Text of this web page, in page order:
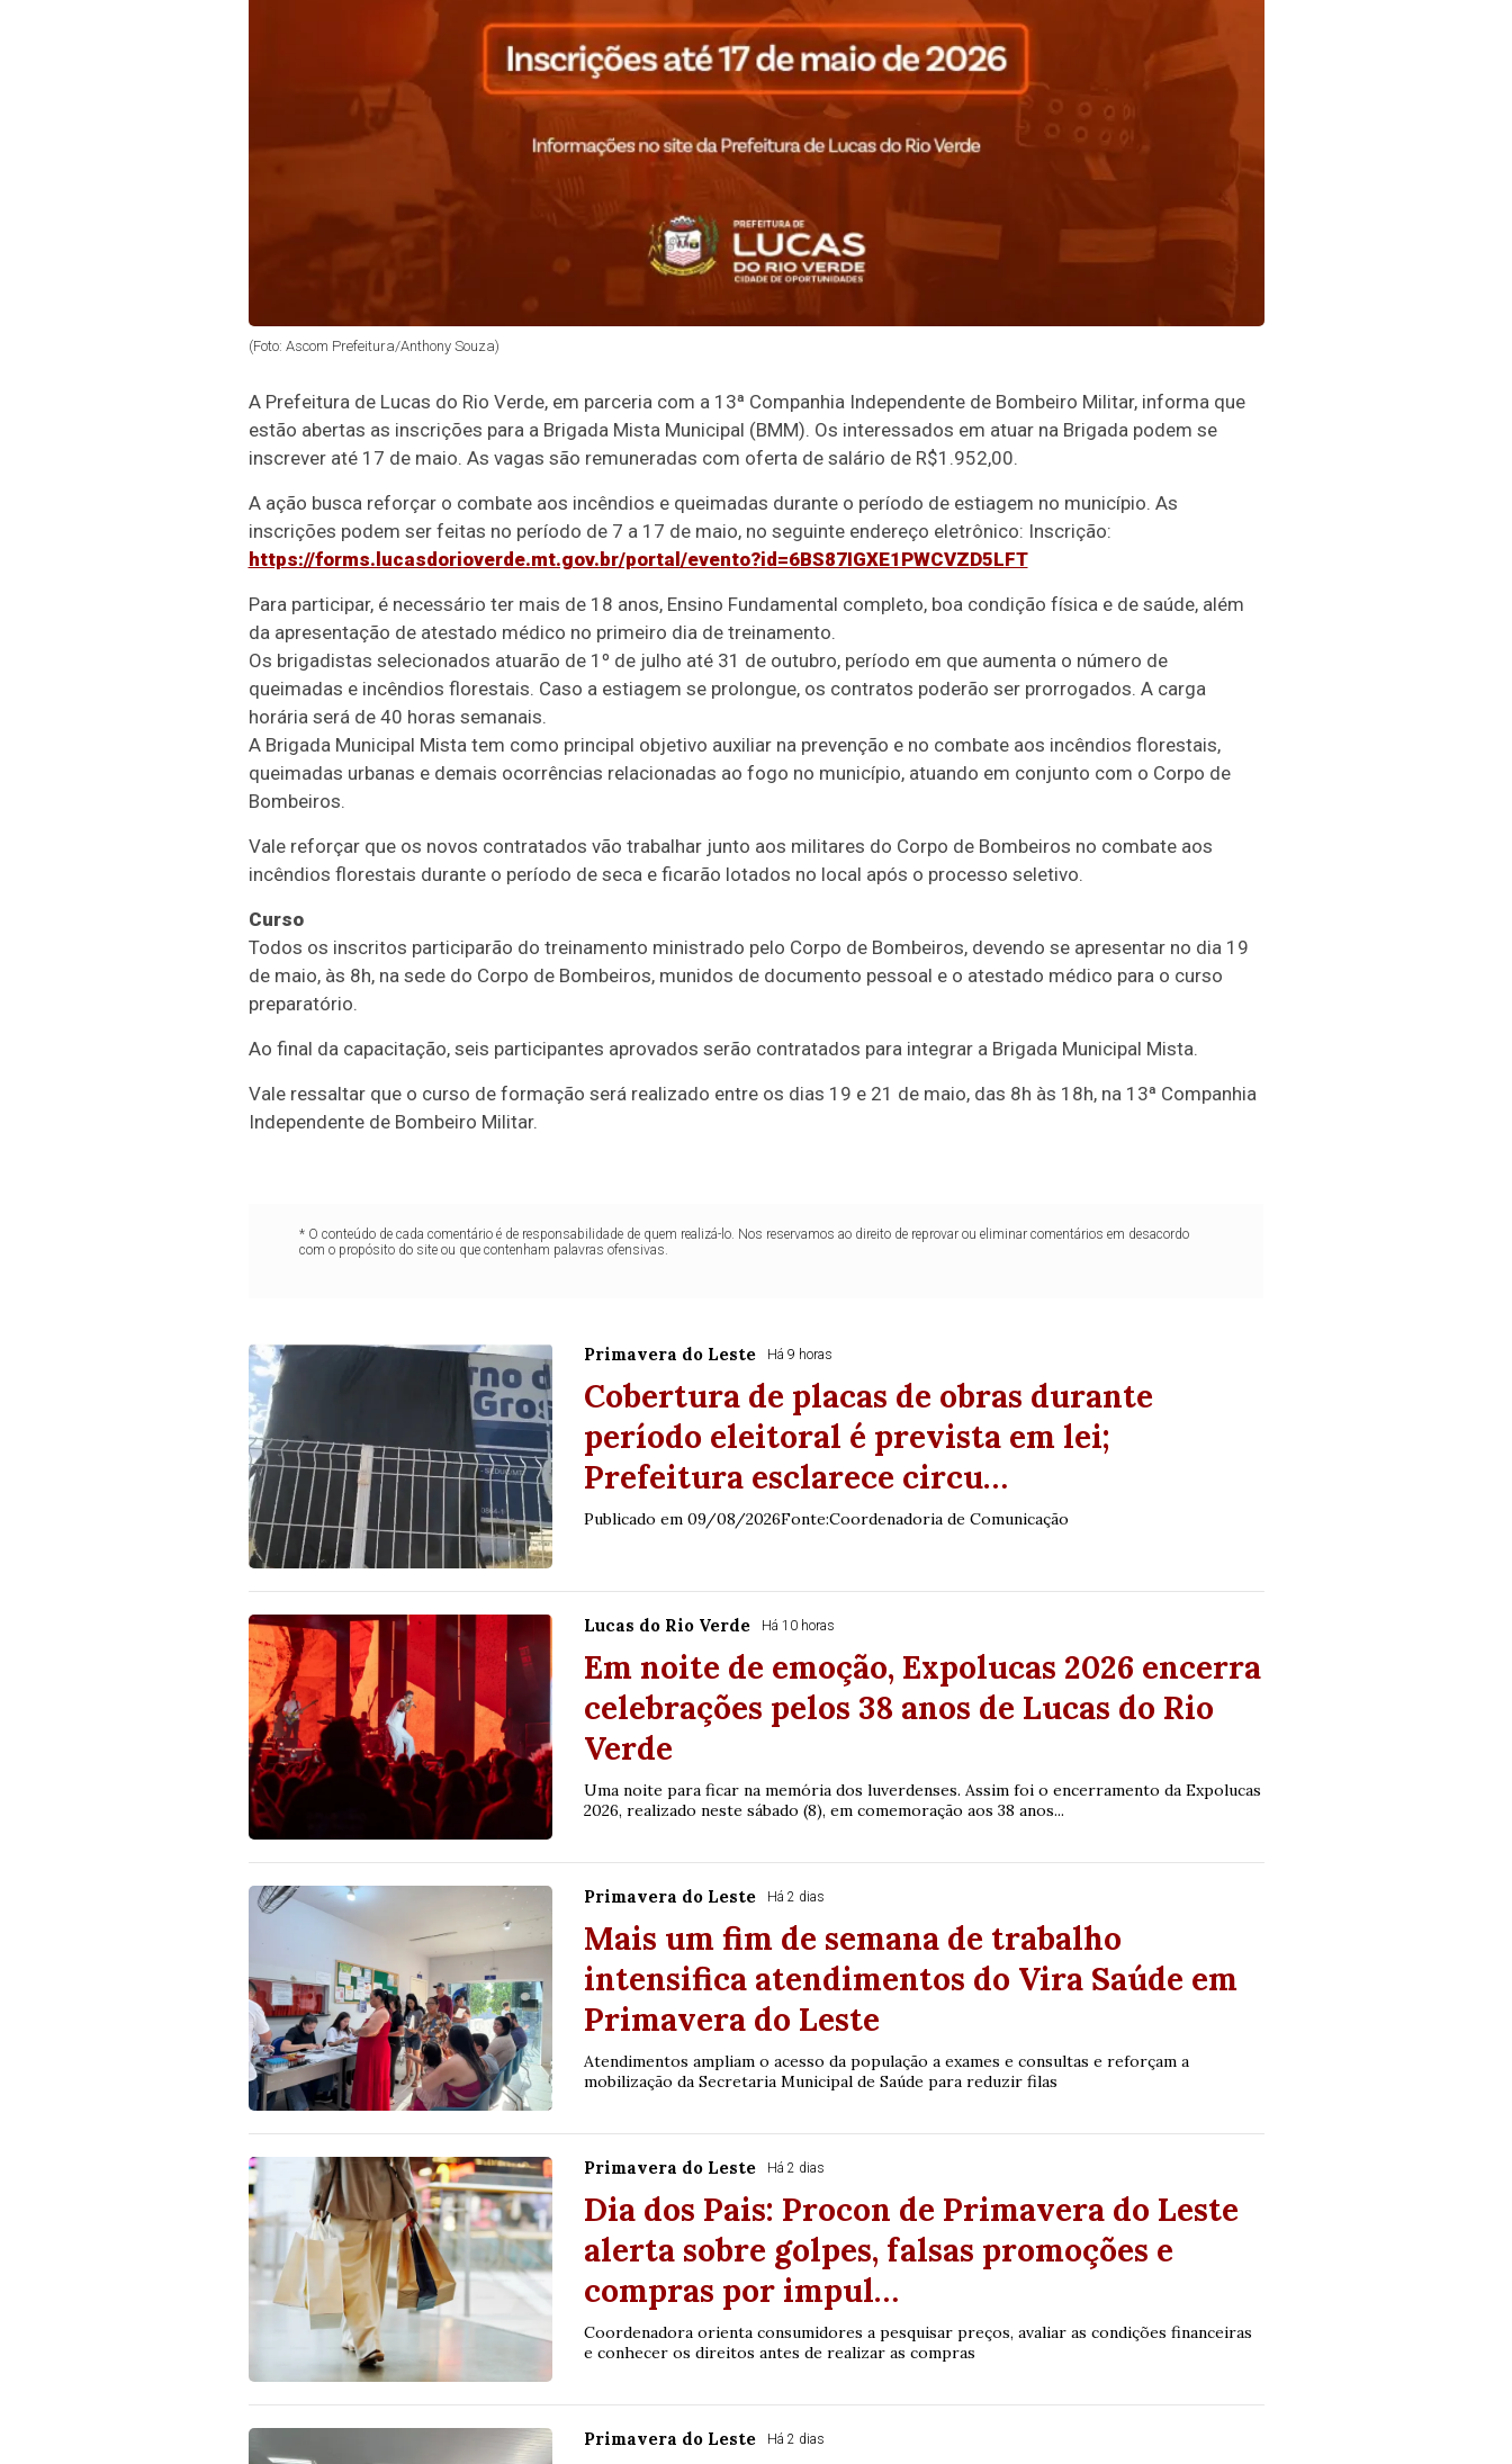
(Foto: Ascom Prefeitura/Anthony Souza)
A Prefeitura de Lucas do Rio Verde, em parceria com a 13ª Companhia Independente de Bombeiro Militar, informa que
estão abertas as inscrições para a Brigada Mista Municipal (BMM). Os interessados em atuar na Brigada podem se
inscrever até 17 de maio. As vagas são remuneradas com oferta de salário de R$1.952,00.
A ação busca reforçar o combate aos incêndios e queimadas durante o período de estiagem no município. As
inscrições podem ser feitas no período de 7 a 17 de maio, no seguinte endereço eletrônico: Inscrição:
https://forms.lucasdorioverde.mt.gov.br/portal/evento?id=6BS87IGXE1PWCVZD5LFT
Para participar, é necessário ter mais de 18 anos, Ensino Fundamental completo, boa condição física e de saúde, além
da apresentação de atestado médico no primeiro dia de treinamento.
Os brigadistas selecionados atuarão de 1º de julho até 31 de outubro, período em que aumenta o número de
queimadas e incêndios florestais. Caso a estiagem se prolongue, os contratos poderão ser prorrogados. A carga
horária será de 40 horas semanais.
A Brigada Municipal Mista tem como principal objetivo auxiliar na prevenção e no combate aos incêndios florestais,
queimadas urbanas e demais ocorrências relacionadas ao fogo no município, atuando em conjunto com o Corpo de
Bombeiros.
Vale reforçar que os novos contratados vão trabalhar junto aos militares do Corpo de Bombeiros no combate aos
incêndios florestais durante o período de seca e ficarão lotados no local após o processo seletivo.
Curso
Todos os inscritos participarão do treinamento ministrado pelo Corpo de Bombeiros, devendo se apresentar no dia 19
de maio, às 8h, na sede do Corpo de Bombeiros, munidos de documento pessoal e o atestado médico para o curso
preparatório.
Ao final da capacitação, seis participantes aprovados serão contratados para integrar a Brigada Municipal Mista.
Vale ressaltar que o curso de formação será realizado entre os dias 19 e 21 de maio, das 8h às 18h, na 13ª Companhia
Independente de Bombeiro Militar.
* O conteúdo de cada comentário é de responsabilidade de quem realizá-lo. Nos reservamos ao direito de reprovar ou eliminar comentários em desacordo
com o propósito do site ou que contenham palavras ofensivas.
Primavera do Leste Há 9 horas
Cobertura de placas de obras durante
período eleitoral é prevista em lei;
Prefeitura esclarece circu…
Publicado em 09/08/2026Fonte:Coordenadoria de Comunicação
Lucas do Rio Verde Há 10 horas
Em noite de emoção, Expolucas 2026 encerra
celebrações pelos 38 anos de Lucas do Rio
Verde
Uma noite para ficar na memória dos luverdenses. Assim foi o encerramento da Expolucas
2026, realizado neste sábado (8), em comemoração aos 38 anos...
Primavera do Leste Há 2 dias
Mais um fim de semana de trabalho
intensifica atendimentos do Vira Saúde em
Primavera do Leste
Atendimentos ampliam o acesso da população a exames e consultas e reforçam a
mobilização da Secretaria Municipal de Saúde para reduzir filas
Primavera do Leste Há 2 dias
Dia dos Pais: Procon de Primavera do Leste
alerta sobre golpes, falsas promoções e
compras por impul…
Coordenadora orienta consumidores a pesquisar preços, avaliar as condições financeiras
e conhecer os direitos antes de realizar as compras
Primavera do Leste Há 2 dias